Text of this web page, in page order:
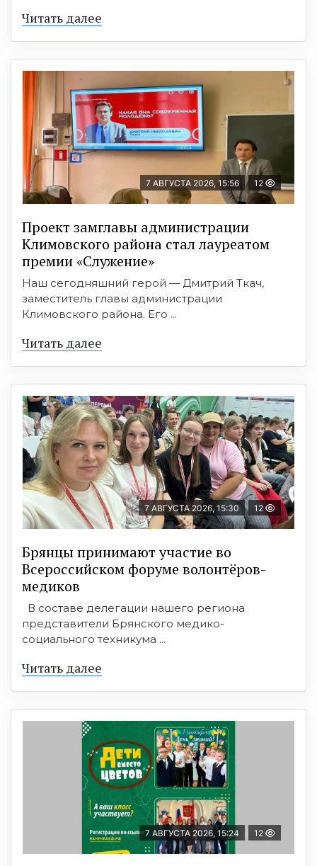
Читать далее
7 АВГУСТА 2026, 15:56 12
Проект замглавы администрации
Климовского района стал лауреатом
премии «Служение»
Наш сегодняшний герой — Дмитрий Ткач,
заместитель главы администрации
Климовского района. Его ...
Читать далее
7 АВГУСТА 2026, 15:30 12
Брянцы принимают участие во
Всероссийском форуме волонтёров-
медиков
В составе делегации нашего региона
представители Брянского медико-
социального техникума ...
Читать далее
7 АВГУСТА 2026, 15:24 12